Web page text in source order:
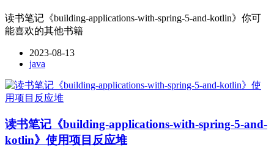
读书笔记《building-applications-with-spring-5-and-kotlin》你可
能喜欢的其他书籍
2023-08-13
java
读书笔记《building-applications-with-spring-5-and-
kotlin》使用项目反应堆